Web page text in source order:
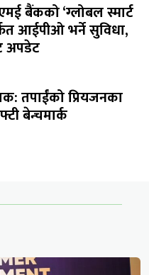
बैंकको ‘ग्लोबल स्मार्ट
आईपीओ भर्ने सुविधा,
अपडेट
तपाईंको प्रियजनका
बेन्चमार्क